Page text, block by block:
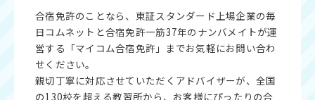
合宿免許のことなら、東証スタンダード上場企業の毎
日コムネットと合宿免許一筋37年のナンバメイトが運
営する「マイコム合宿免許」までお気軽にお問い合わ
せください。
親切丁寧に対応させていただくアドバイザーが、全国
の130校を超える教習所から、お客様にぴったりの合